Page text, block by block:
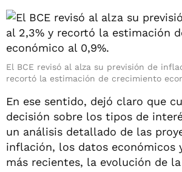
El BCE revisó al alza su previsión de
recortó la estimación de crecimiento
En ese sentido, dejó claro que
decisión sobre los tipos de
un análisis detallado de las
inflación, los datos económicos
más recientes, la evolución de